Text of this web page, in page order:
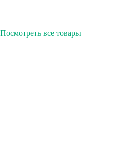
Посмотреть все товары